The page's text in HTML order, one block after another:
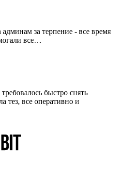
админам за терпение - все время
все…
быстро снять
тез, все оперативно и